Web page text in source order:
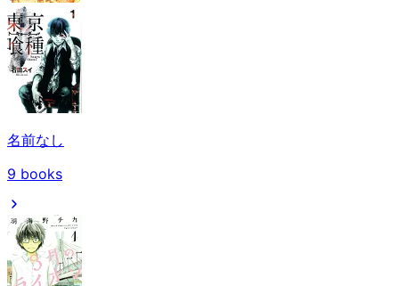
名前なし
9 books